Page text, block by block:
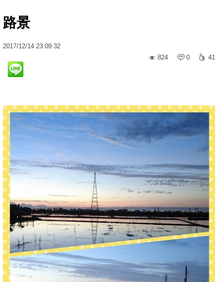
路景
2017/12/14 23:09:32
824
0 41